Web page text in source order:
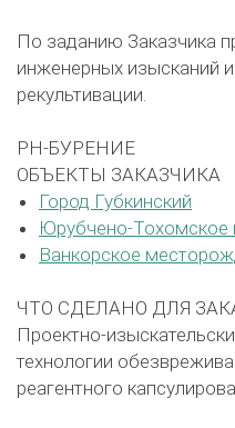
По заданию Заказчика
инженерных изысканий
рекультивации.
РН-БУРЕНИЕ
ОБЪЕКТЫ ЗАКАЗЧИКА
Город Губкинский
Юрубчено-Тохомское
Ванкорское
ЧТО СДЕЛАНО ДЛЯ
Проектно-
технологии
реагентного